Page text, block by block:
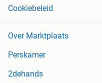
Cookiebeleid
Over Marktplaats
Perskamer
2dehands